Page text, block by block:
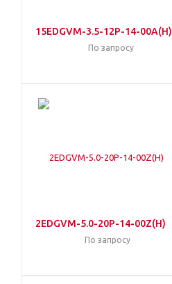
15EDGVM-3.5-12P-14-00A(H)
По запросу
2EDGVM-5.0-20P-14-00Z(H)
По запросу